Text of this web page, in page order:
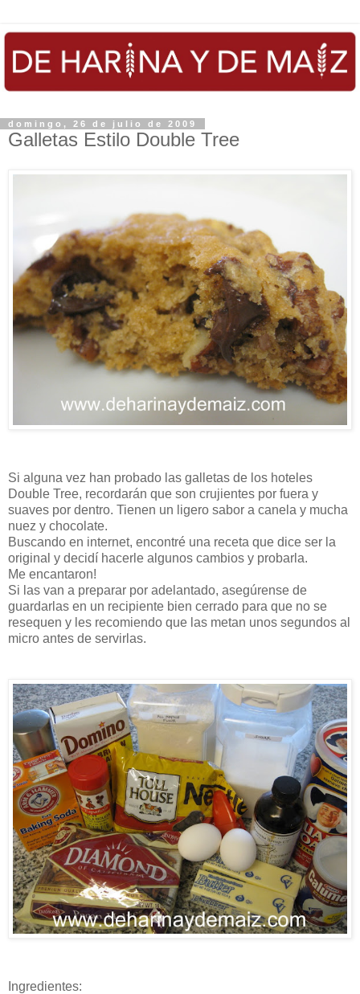
domingo, 26 de julio de 2009
Galletas Estilo Double Tree
Si alguna vez han probado las galletas de los hoteles
Double Tree, recordarán que son crujientes por fuera y
suaves por dentro. Tienen un ligero sabor a canela y mucha
nuez y chocolate.
Buscando en internet, encontré una receta que dice ser la
original y decidí hacerle algunos cambios y probarla.
Me encantaron!
Si las van a preparar por adelantado, asegúrense de
guardarlas en un recipiente bien cerrado para que no se
resequen y les recomiendo que las metan unos segundos al
micro antes de servirlas.
Ingredientes: